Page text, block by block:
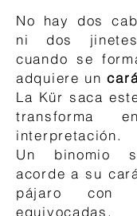
No hay dos
ni dos
cuando se
adquiere un
La Kür saca
transforma
interpretación.
Un binomio
acorde a su
pájaro con
equivocadas.